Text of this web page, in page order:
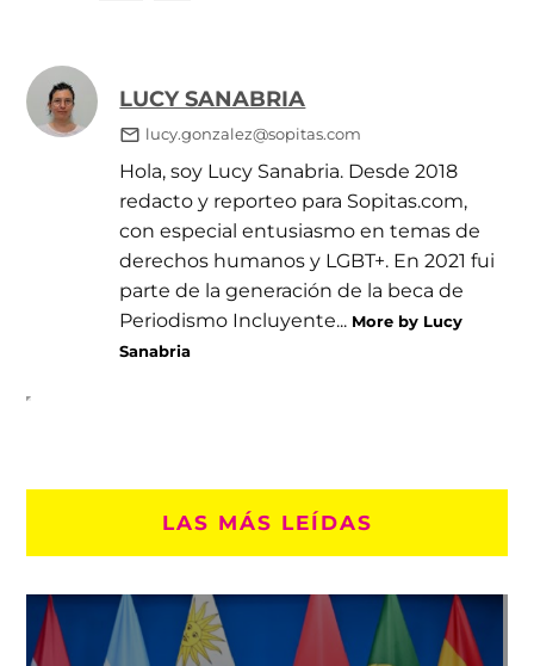
LUCY SANABRIA
lucy.gonzalez@sopitas.com
Hola, soy Lucy Sanabria. Desde 2018
redacto y reporteo para Sopitas.com,
con especial entusiasmo en temas de
derechos humanos y LGBT+. En 2021 fui
parte de la generación de la beca de
Periodismo Incluyente... More by Lucy
Sanabria
LAS MÁS LEÍDAS